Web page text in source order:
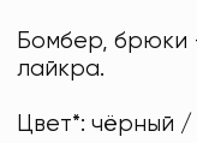
Бомбер, брюки -
лайкра.
Цвет*: чёрный /